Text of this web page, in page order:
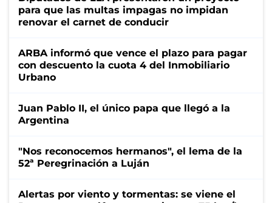
para que las multas impagas no impidan
renovar el carnet de conducir
ARBA informó que vence el plazo para pagar
con descuento la cuota 4 del Inmobiliario
Urbano
Juan Pablo II, el único papa que llegó a la
Argentina
"Nos reconocemos hermanos", el lema de la
52ª Peregrinación a Luján
Alertas por viento y tormentas: se viene el